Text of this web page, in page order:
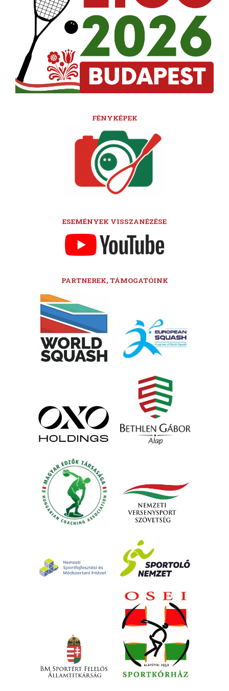
FÉNYKÉPEK
ESEMÉNYEK VISSZANÉZÉSE
PARTNEREK, TÁMOGATÓINK